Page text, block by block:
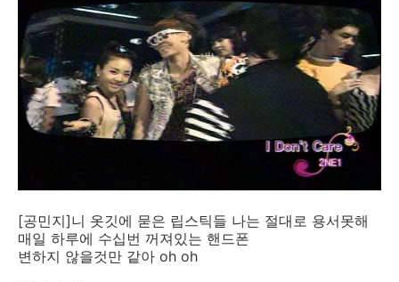
[공민지]니 옷깃에 묻은 립스틱들 나는 절대로 용서못해
매일 하루에 수십번 꺼져있는 핸드폰
변하지 않을것만 같아 oh oh